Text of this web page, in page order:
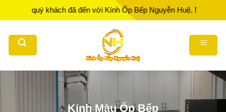
qua
quý khách đã đến với Kính Ốp Bếp Nguyễn Huệ. Nhà Sản xuất -
Kính Màu Ốp Bếp